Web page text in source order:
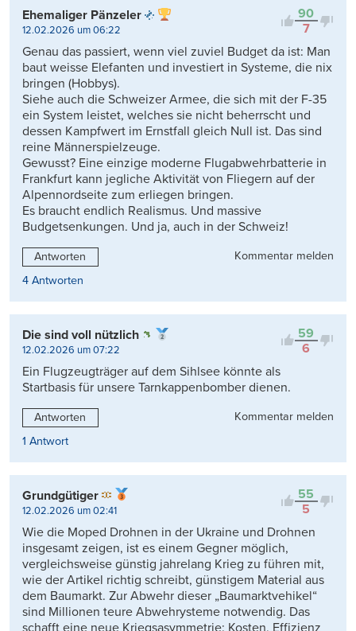
90
7
Ehemaliger Pänzeler
12.02.2026 um 06:22
Genau das passiert, wenn viel zuviel Budget da ist: Man
baut weisse Elefanten und investiert in Systeme, die nix
bringen (Hobbys).
Siehe auch die Schweizer Armee, die sich mit der F-35
ein System leistet, welches sie nicht beherrscht und
dessen Kampfwert im Ernstfall gleich Null ist. Das sind
reine Männerspielzeuge.
Gewusst? Eine einzige moderne Flugabwehrbatterie in
Frankfurt kann jegliche Aktivität von Fliegern auf der
Alpennordseite zum erliegen bringen.
Es braucht endlich Realismus. Und massive
Budgetsenkungen. Und ja, auch in der Schweiz!
Antworten
Kommentar melden
4 Antworten
59
6
Die sind voll nützlich
12.02.2026 um 07:22
Ein Flugzeugträger auf dem Sihlsee könnte als
Startbasis für unsere Tarnkappenbomber dienen.
Antworten
Kommentar melden
1 Antwort
55
5
Grundgütiger
12.02.2026 um 02:41
Wie die Moped Drohnen in der Ukraine und Drohnen
insgesamt zeigen, ist es einem Gegner möglich,
vergleichsweise günstig jahrelang Krieg zu führen mit,
wie der Artikel richtig schreibt, günstigem Material aus
dem Baumarkt. Zur Abwehr dieser „Baumarktvehikel“
sind Millionen teure Abwehrysteme notwendig. Das
schafft eine neue Kriegsasymmetrie: Kosten, Effizienz